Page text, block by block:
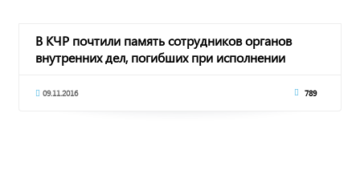
В КЧР почтили память сотрудников органов
внутренних дел, погибших при исполнении
09.11.2016 789